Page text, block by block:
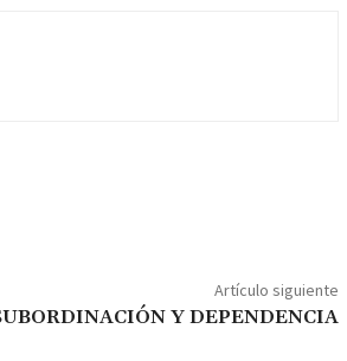
Artículo siguiente
Y DEPENDENCIA